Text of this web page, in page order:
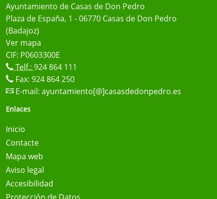
Ayuntamiento de Casas de Don Pedro
Plaza de España, 1 - 06770 Casas de Don Pedro
(Badajoz)
Ver mapa
CIF: P0603300E
Telf.: 924 864 111
Fax: 924 864 250
E-mail: ayuntamiento[@]casasdedonpedro.es
Enlaces
Inicio
Contacte
Mapa web
Aviso legal
Accesibilidad